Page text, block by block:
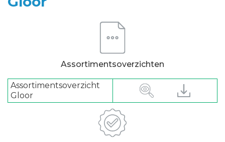
Assortimentsoverzichten
Assortimentsoverzicht
Gloor